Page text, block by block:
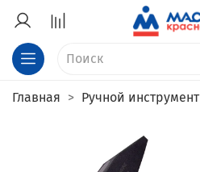
Главная Ручной инструмент